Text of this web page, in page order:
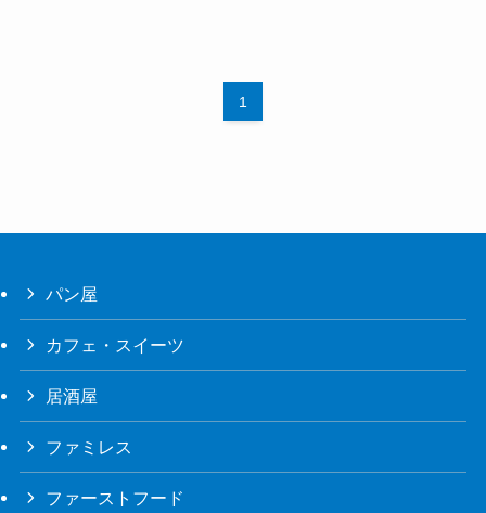
1
パン屋
カフェ・スイーツ
居酒屋
ファミレス
ファーストフード